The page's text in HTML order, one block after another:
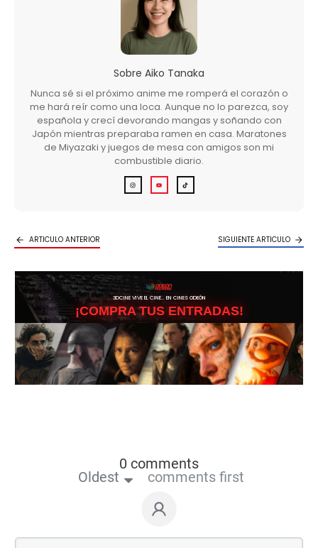
Sobre Aiko Tanaka
Nunca sé si el próximo anime me romperá el corazón o
me hará reír como una loca. Aunque no lo parezca, soy
española y crecí devorando mangas y soñando con
Japón mientras preparaba ramen en casa. Maratones
de Miyazaki y juegos de mesa con amigos son mi
combustible diario.
ARTICULO ANTERIOR SIGUIENTE ARTICULO
3DCINE VIVE EL CINE… EN CINES ODEÓN
¡COMPRA TUS ENTRADAS!
0 comments
Oldest comments first